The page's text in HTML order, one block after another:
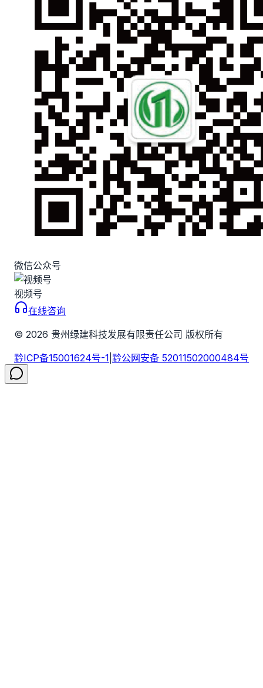
微信公众号
视频号
在线咨询
© 2026 贵州绿建科技发展有限责任公司 版权所有
黔ICP备15001624号-1 黔公网安备 52011502000484号